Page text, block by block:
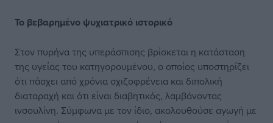
Το βεβαρημένο ψυχιατρικό ιστορικό
Στον πυρήνα της υπεράσπισης βρίσκεται η κατάσταση
της υγείας του κατηγορουμένου, ο οποίος υποστηρίζει
ότι πάσχει από χρόνια σχιζοφρένεια και διπολική
διαταραχή και ότι είναι διαβητικός, λαμβάνοντας
ινσουλίνη. Σύμφωνα με τον ίδιο, ακολουθούσε αγωγή με